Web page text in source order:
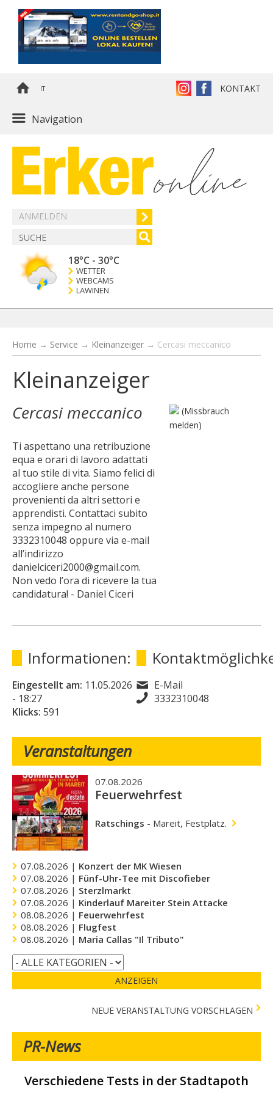
IT KONTAKT
Navigation
ANMELDEN
18°C - 30°C
WETTER
WEBCAMS
LAWINEN
Home → Service → Kleinanzeiger → Cercasi meccanico
Kleinanzeiger
Cercasi meccanico
Ti aspettano una retribuzione
equa e orari di lavoro adattati
al tuo stile di vita. Siamo felici di
accogliere anche persone
provenienti da altri settori e
apprendisti. Contattaci subito
senza impegno al numero
3332310048 oppure via e-mail
all’indirizzo
danielciceri2000@gmail.com.
Non vedo l’ora di ricevere la tua
candidatura! - Daniel Ciceri
(Missbrauch
melden)
Informationen:
Eingestellt am: 11.05.2026
- 18:27
Klicks: 591
E-Mail
3332310048
Veranstaltungen
07.08.2026
Feuerwehrfest
Ratschings - Mareit, Festplatz.
07.08.2026 | Konzert der MK Wiesen
07.08.2026 | Fünf-Uhr-Tee mit Discofieber
07.08.2026 | Sterzlmarkt
07.08.2026 | Kinderlauf Mareiter Stein Attacke
08.08.2026 | Feuerwehrfest
08.08.2026 | Flugfest
08.08.2026 | Maria Callas "Il Tributo"
ANZEIGEN
NEUE VERANSTALTUNG VORSCHLAGEN
PR-News
Verschiedene Tests in der
Wir suchen Mitarbeiter/innen